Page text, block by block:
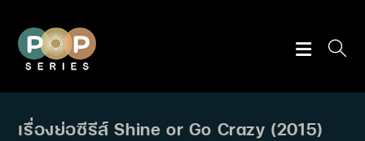
content
เรื่องย่อซีรีส์ Shine or Go Crazy (2015)